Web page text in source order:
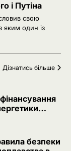
і Путіна
свою
яким один із
Дізнатись більше
новий пакет
буде далі
під час
безпеки